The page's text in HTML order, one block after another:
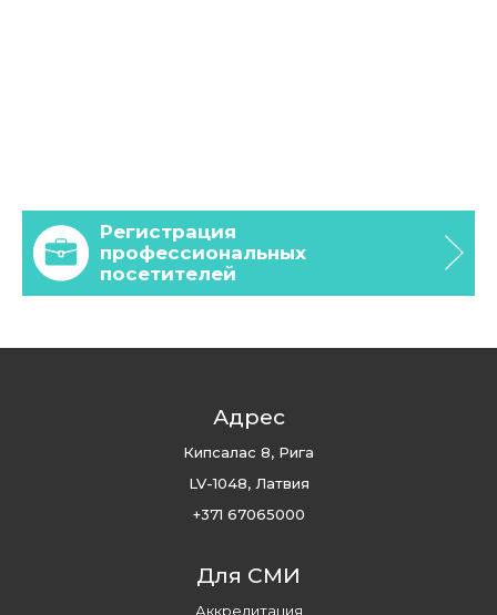
Регистрация
профессиональных
посетителей
Адрес
Кипсалас 8, Рига
LV-1048, Латвия
+371 67065000
Для СМИ
Аккредитация